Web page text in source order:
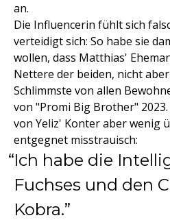
an.
Die Influencerin fühlt sich
verteidigt sich: So habe sie
wollen, dass Matthias'
Nettere der beiden, nicht
Schlimmste von allen
von "Promi Big Brother"
von Yeliz' Konter aber wenig
entgegnet misstrauisch:
Ich habe die
Fuchses und den
Kobra.